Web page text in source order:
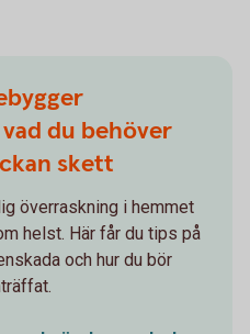
du behöver
skett
överraskning i hemmet
helst. Här får du tips på
och hur du bör